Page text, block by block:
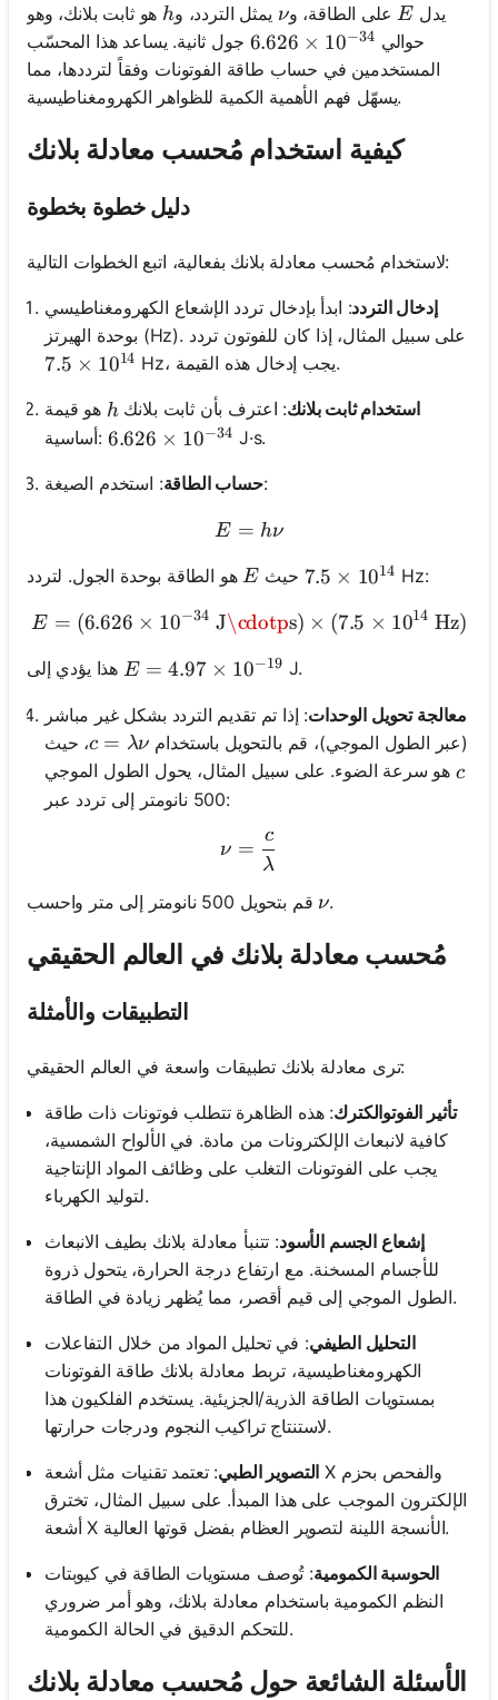
يدل E
E على الطاقة، و
\nu
ν يمثل التردد، وh
h هو ثابت بلانك، وهو
حوالي
6.626 \times 10^{-34}
6.626 × 10−34
جول ثانية. يساعد هذا المحسّب
المستخدمين في حساب طاقة الفوتونات وفقاً لترددها، مما
يسهّل فهم الأهمية الكمية للظواهر الكهرومغناطيسية.
كيفية استخدام مُحسب معادلة بلانك
دليل خطوة بخطوة
لاستخدام مُحسب معادلة بلانك بفعالية، اتبع الخطوات التالية:
إدخال التردد: ابدأ بإدخال تردد الإشعاع الكهرومغناطيسي
بوحدة الهيرتز (Hz). على سبيل المثال، إذا كان للفوتون تردد
7.5 \times 10^{14}
7.5 × 1014 Hz، يجب إدخال هذه القيمة.
استخدام ثابت بلانك: اعترف بأن ثابت بلانكh
h هو قيمة
أساسية: 6.626 \times 10^{-34}
6.626 × 10−34 J·s.
حساب الطاقة: استخدم الصيغة:
E = h\nu
E = hν
حيث E
E 7.5 \times 10^{14}
7.5 × 1014 Hz:
E = (6.626 \times 10^{-
E = (6.626 × 10−34 J\cdotps) × (7.5 × 1014 Hz)
E = 4.97 \times 10^{-19}
E = 4.97 × 10−19 J.
معالجة تحويل الوحدات: إذا تم تقديم التردد بشكل غير مباشر
(عبر الطول الموجي)، قم بالتحويل باستخدام
c = \lambda\nu
c = λν ، حيث
c
c هو سرعة الضوء. على سبيل المثال، يحول الطول الموجي
500 نانومتر إلى تردد عبر:
\nu = \frac{c}{\lambda}
ν =
λ
c
\nu
ν.
مُحسب معادلة بلانك في العالم الحقيقي
التطبيقات والأمثلة
ترى معادلة بلانك تطبيقات واسعة في العالم الحقيقي:
تأثير الفوتوالكترك: هذه الظاهرة تتطلب فوتونات ذات طاقة
كافية لانبعاث الإلكترونات من مادة. في الألواح الشمسية،
يجب على الفوتونات التغلب على وظائف المواد الإنتاجية
لتوليد الكهرباء.
إشعاع الجسم الأسود: تتنبأ معادلة بلانك بطيف الانبعاث
للأجسام المسخنة. مع ارتفاع درجة الحرارة، يتحول ذروة
الطول الموجي إلى قيم أقصر، مما يُظهر زيادة في الطاقة.
التحليل الطيفي: في تحليل المواد من خلال التفاعلات
الكهرومغناطيسية، تربط معادلة بلانك طاقة الفوتونات
بمستويات الطاقة الذرية/الجزيئية. يستخدم الفلكيون هذا
لاستنتاج تراكيب النجوم ودرجات حرارتها.
التصوير الطبي: تعتمد تقنيات مثل أشعة X والفحص بحزم
الإلكترون الموجب على هذا المبدأ. على سبيل المثال، تخترق
أشعة X الأنسجة اللينة لتصوير العظام بفضل قوتها العالية.
الحوسبة الكمومية: تُوصف مستويات الطاقة في كيوبتات
النظم الكمومية باستخدام معادلة بلانك، وهو أمر ضروري
للتحكم الدقيق في الحالة الكمومية.
الأسئلة الشائعة حول مُحسب معادلة بلانك